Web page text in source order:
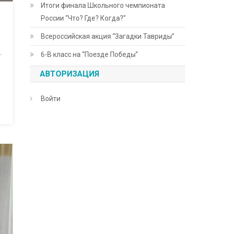
Итоги финала Школьного чемпионата
России “Что? Где? Когда?”
Всероссийская акция “Загадки Тавриды”
6-В класс на “Поезде Победы”
АВТОРИЗАЦИЯ
Войти